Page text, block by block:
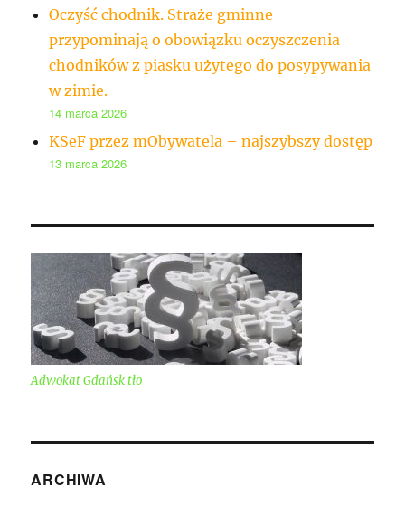
Oczyść chodnik. Straże gminne
przypominają o obowiązku oczyszczenia
chodników z piasku użytego do posypywania
w zimie.
14 marca 2026
KSeF przez mObywatela – najszybszy dostęp
13 marca 2026
Adwokat Gdańsk tło
ARCHIWA